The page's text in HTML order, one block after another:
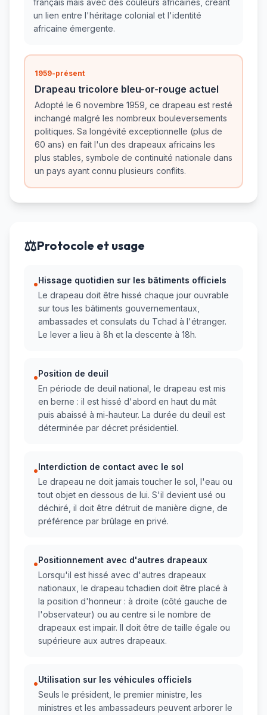
français mais avec des couleurs africaines, créant
un lien entre l'héritage colonial et l'identité
africaine émergente.
1959-présent
Drapeau tricolore bleu-or-rouge actuel
Adopté le 6 novembre 1959, ce drapeau est resté
inchangé malgré les nombreux bouleversements
politiques. Sa longévité exceptionnelle (plus de
60 ans) en fait l'un des drapeaux africains les
plus stables, symbole de continuité nationale dans
un pays ayant connu plusieurs conflits.
⚖️Protocole et usage
•Hissage quotidien sur les bâtiments officiels
Le drapeau doit être hissé chaque jour ouvrable
sur tous les bâtiments gouvernementaux,
ambassades et consulats du Tchad à l'étranger.
Le lever a lieu à 8h et la descente à 18h.
•Position de deuil
En période de deuil national, le drapeau est mis
en berne : il est hissé d'abord en haut du mât
puis abaissé à mi-hauteur. La durée du deuil est
déterminée par décret présidentiel.
•Interdiction de contact avec le sol
Le drapeau ne doit jamais toucher le sol, l'eau ou
tout objet en dessous de lui. S'il devient usé ou
déchiré, il doit être détruit de manière digne, de
préférence par brûlage en privé.
•Positionnement avec d'autres drapeaux
Lorsqu'il est hissé avec d'autres drapeaux
nationaux, le drapeau tchadien doit être placé à
la position d'honneur : à droite (côté gauche de
l'observateur) ou au centre si le nombre de
drapeaux est impair. Il doit être de taille égale ou
supérieure aux autres drapeaux.
•Utilisation sur les véhicules officiels
Seuls le président, le premier ministre, les
ministres et les ambassadeurs peuvent arborer le